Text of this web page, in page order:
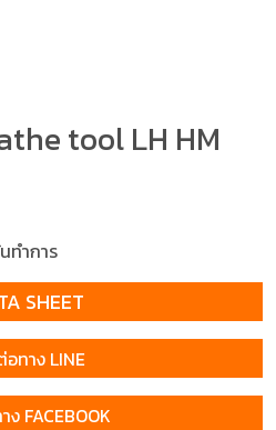
tool LH HM
ทำการ
SHEET
ทาง LINE
FACEBOOK